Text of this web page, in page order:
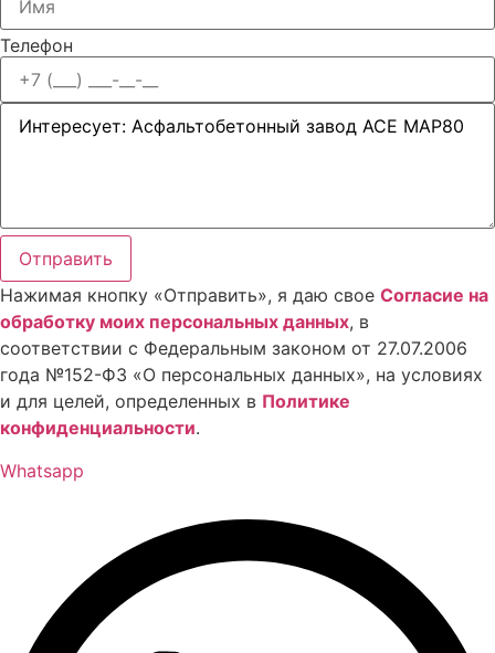
Телефон
Отправить
Нажимая кнопку «Отправить», я даю свое Cогласие на
обработку моих персональных данных, в
соответствии с Федеральным законом от 27.07.2006
года №152-ФЗ «О персональных данных», на условиях
и для целей, определенных в Политике
конфиденциальности.
Whatsapp